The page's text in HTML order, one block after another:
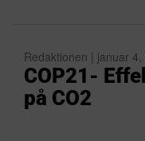
Redaktionen | januar 4,
COP21-
på CO2